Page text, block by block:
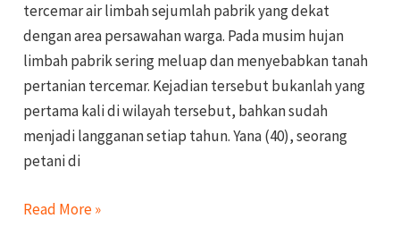
tercemar air limbah sejumlah pabrik yang dekat
dengan area persawahan warga. Pada musim hujan
limbah pabrik sering meluap dan menyebabkan tanah
pertanian tercemar. Kejadian tersebut bukanlah yang
pertama kali di wilayah tersebut, bahkan sudah
menjadi langganan setiap tahun. Yana (40), seorang
petani di
Read More »